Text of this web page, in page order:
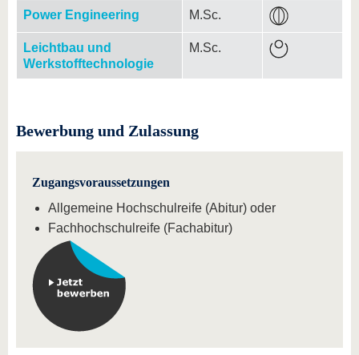
Power Engineering M.Sc.
Leichtbau und
Werkstofftechnologie
M.Sc.
Bewerbung und Zulassung
Zugangsvoraussetzungen
Allgemeine Hochschulreife (Abitur) oder
Fachhochschulreife (Fachabitur)